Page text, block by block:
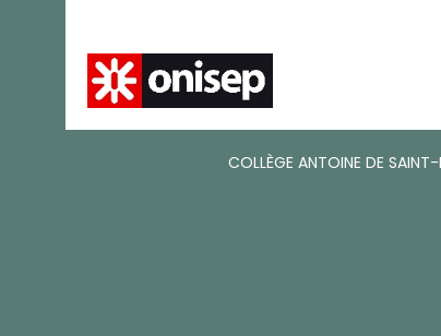
COLLÈGE ANTOINE DE